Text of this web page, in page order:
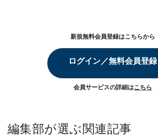
新規無料会員登録はこちらから
ログイン／無料会員登録
会員サービスの詳細はこちら
編集部が選ぶ関連記事